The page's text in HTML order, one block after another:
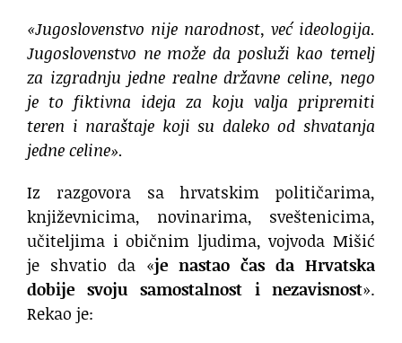
«Jugoslovenstvo nije narodnost, već ideologija.
Jugoslovenstvo ne može da posluži kao temelj
za izgradnju jedne realne državne celine, nego
je to fiktivna ideja za koju valja pripremiti
teren i naraštaje koji su daleko od shvatanja
jedne celine».
Iz razgovora sa hrvatskim političarima,
književnicima, novinarima, sveštenicima,
učiteljima i običnim ljudima, vojvoda Mišić
je shvatio da «je nastao čas da Hrvatska
dobije svoju samostalnost i nezavisnost».
Rekao je: